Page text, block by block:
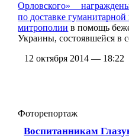
Орловского»
по доставке
митрополии в помощь
Украины, состоявшейся в
12 октября 2014 — 18:22
Фоторепортаж
Воспитанникам